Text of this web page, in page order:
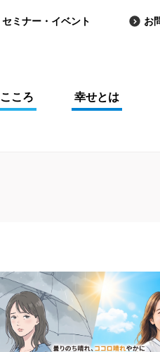
セミナー・イベント お
こころ 幸せとは